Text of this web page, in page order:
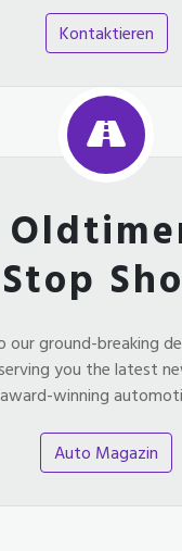
Kontaktieren
Stop
our ground-breaking
you the latest
winning
Auto Magazin